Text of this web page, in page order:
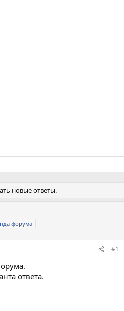
новые ответы.
форума
#1
ответа.